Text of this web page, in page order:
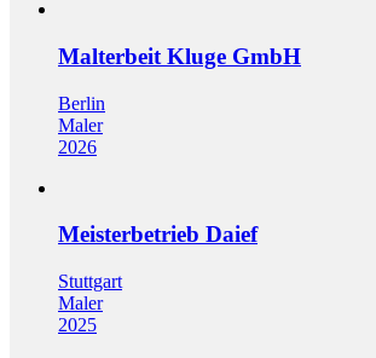
Malterbeit Kluge GmbH
Berlin
Maler
2026
Meisterbetrieb Daief
Stuttgart
Maler
2025